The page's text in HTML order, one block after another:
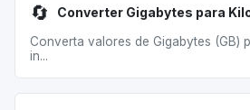
🔄 Converter Gigabytes para
Converta valores de Gigabytes (GB)
in...